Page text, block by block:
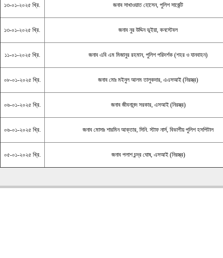
১৩-০১-২০২৫ খ্রি. জনাব সাখাওয়াত হোসেন, পুলিশ সার্জেন্ট
১৩-০১-২০২৫ খ্রি. জনাব নুর উদ্দিন ভূইয়া, কনস্টেবল
১১-০১-২০২৫ খ্রি. জনাব এবি এম মিজানুর রহমান, পুলিশ পরিদর্শক (শহর ও যানবাহন)
০৮-০১-২০২৫ খ্রি. জনাব মোঃ মইনুল আলম তালুকদার, এএসআই (নিরস্ত্র)
০৬-০১-২০২৫ খ্রি. জনাব জীবনানন্দ সরকার, এসআই (নিরস্ত্র)
০৬-০১-২০২৫ খ্রি. জনাব মোসাঃ শারমিন আক্তার, সিনি. স্টাফ নার্স, বিভাগীয় পুলিশ হসপিটাল
০৫-০১-২০২৫ খ্রি. জনাব পলাশ চন্দ্র ঘোষ, এসআই (নিরস্ত্র)